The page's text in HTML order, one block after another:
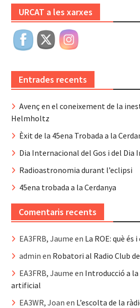
URCAT a les xarxes
Entrades recents
Avenç en el coneixement de la
Helmholtz
Èxit de la 45ena Trobada a la
Dia Internacional del Gos i del Dia
Radioastronomia durant l’eclipsi
45ena trobada a la Cerdanya
Comentaris recents
EA3FRB, Jaume en La ROE: què és
admin en Robatori al Radio Club
EA3FRB, Jaume en Introducció a
artificial
EA3WR, Joan en L’escolta de la